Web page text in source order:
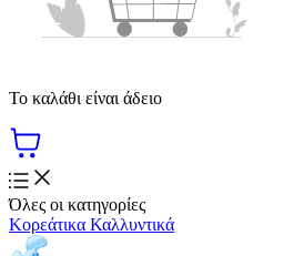
Το καλάθι είναι άδειο
Όλες οι κατηγορίες
Κορεάτικα Καλλυντικά